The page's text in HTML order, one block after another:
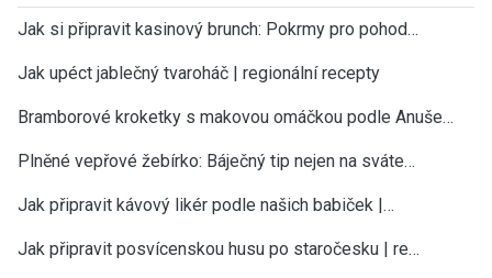
Jak si připravit kasinový brunch: Pokrmy pro pohod…
Jak upéct jablečný tvaroháč | regionální recepty
Bramborové kroketky s makovou omáčkou podle Anuše…
Plněné vepřové žebírko: Báječný tip nejen na sváte…
Jak připravit kávový likér podle našich babiček |…
Jak připravit posvícenskou husu po staročesku | re…